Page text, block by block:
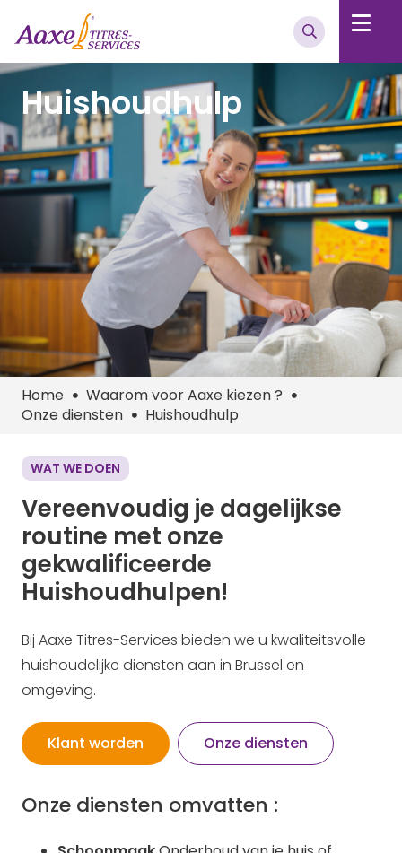
Huishoudhulp
Home
Waarom voor Aaxe kiezen ?
Onze diensten
Huishoudhulp
WAT WE DOEN
Vereenvoudig je dagelijkse
routine met onze
gekwalificeerde
Huishoudhulpen!
Bij Aaxe Titres-Services bieden we u kwaliteitsvolle
huishoudelijke diensten aan in Brussel en
omgeving. ​
Klant worden Onze diensten
Onze diensten omvatten :